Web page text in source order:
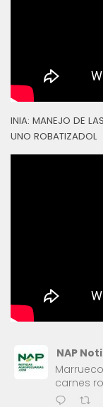
INIA: MANEJO DE
UNO ROBATIZADOL
NAP
carnes